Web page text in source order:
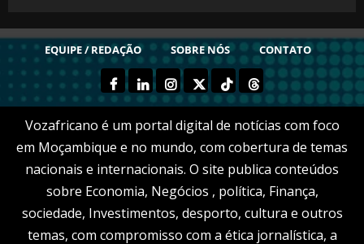
EQUIPE / REDAÇÃO SOBRE NÓS CONTATO
FACEBOOK
LINKEDN
INSTAGRAM
X TIKTOKTHREADS
Vozafricano é um portal digital de notícias com foco
em Moçambique e no mundo, com cobertura de temas
nacionais e internacionais. O site publica conteúdos
sobre Economia, Negócios , política, Finança,
sociedade, Investimentos, desporto, cultura e outros
temas, com compromisso com a ética jornalística, a